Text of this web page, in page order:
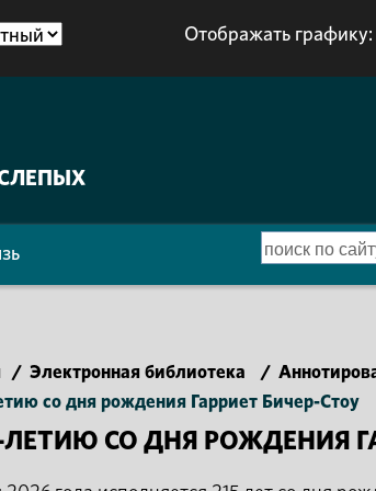
Отображать графику:
/ Электронная библиотека /
со дня рождения Гарриет Бичер-Стоу
ЛЕТИЮ СО ДНЯ РОЖДЕНИЯ